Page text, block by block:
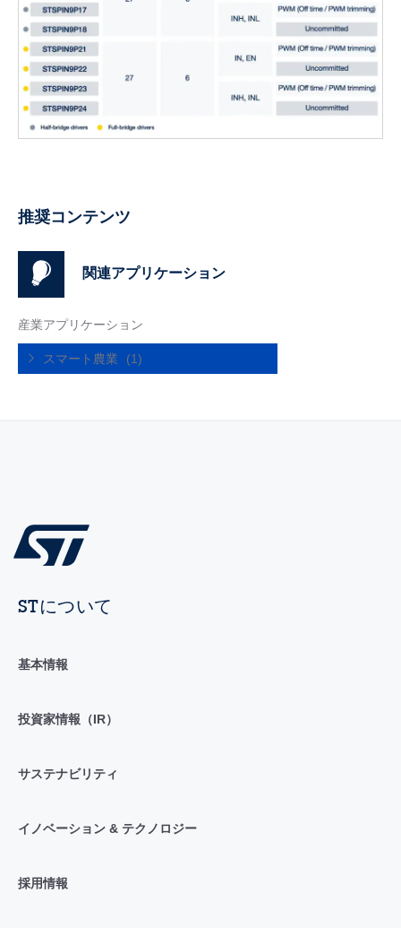
推奨コンテンツ
関連アプリケーション
産業アプリケーション
スマート農業 (1)
STについて
基本情報
投資家情報（IR）
サステナビリティ
イノベーション & テクノロジー
採用情報